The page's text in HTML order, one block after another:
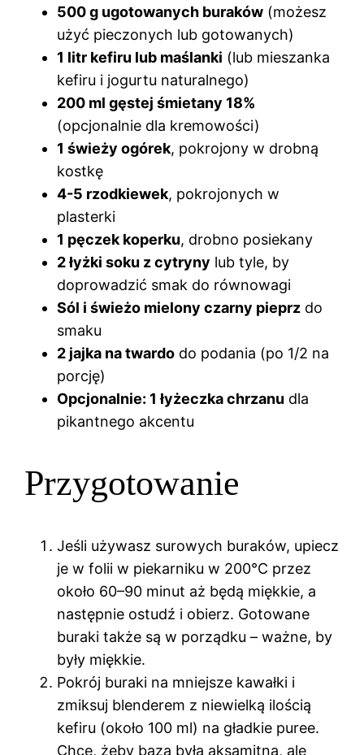
500 g ugotowanych buraków (możesz
użyć pieczonych lub gotowanych)
1 litr kefiru lub maślanki (lub mieszanka
kefiru i jogurtu naturalnego)
200 ml gęstej śmietany 18%
(opcjonalnie dla kremowości)
1 świeży ogórek, pokrojony w drobną
kostkę
4-5 rzodkiewek, pokrojonych w
plasterki
1 pęczek koperku, drobno posiekany
2 łyżki soku z cytryny lub tyle, by
doprowadzić smak do równowagi
Sól i świeżo mielony czarny pieprz do
smaku
2 jajka na twardo do podania (po 1/2 na
porcję)
Opcjonalnie: 1 łyżeczka chrzanu dla
pikantnego akcentu
Przygotowanie
Jeśli używasz surowych buraków, upiecz
je w folii w piekarniku w 200°C przez
około 60–90 minut aż będą miękkie, a
następnie ostudź i obierz. Gotowane
buraki także są w porządku – ważne, by
były miękkie.
Pokrój buraki na mniejsze kawałki i
zmiksuj blenderem z niewielką ilością
kefiru (około 100 ml) na gładkie puree.
Chcę, żeby baza była aksamitna, ale